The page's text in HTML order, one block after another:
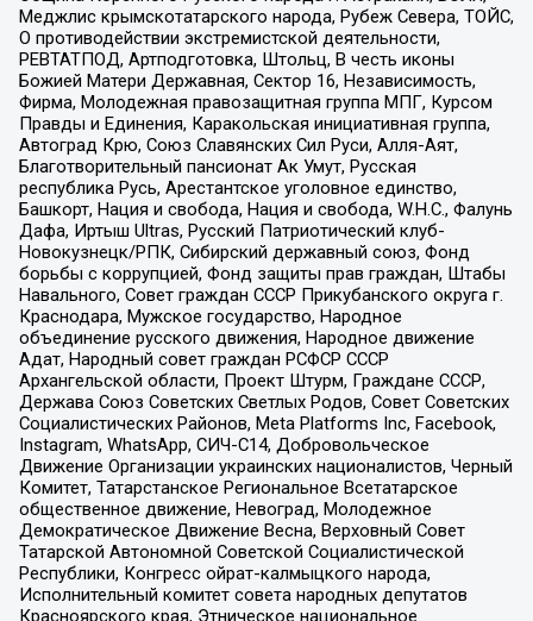
Меджлис крымскотатарского народа, Рубеж Севера, ТОЙС,
О противодействии экстремистской деятельности,
РЕВТАТПОД, Артподготовка, Штольц, В честь иконы
Божией Матери Державная, Сектор 16, Независимость,
Фирма, Молодежная правозащитная группа МПГ, Курсом
Правды и Единения, Каракольская инициативная группа,
Автоград Крю, Союз Славянских Сил Руси, Алля-Аят,
Благотворительный пансионат Ак Умут, Русская
республика Русь, Арестантское уголовное единство,
Башкорт, Нация и свобода, Нация и свобода, W.H.С., Фалунь
Дафа, Иртыш Ultras, Русский Патриотический клуб-
Новокузнецк/РПК, Сибирский державный союз, Фонд
борьбы с коррупцией, Фонд защиты прав граждан, Штабы
Навального, Совет граждан СССР Прикубанского округа г.
Краснодара, Мужское государство, Народное
объединение русского движения, Народное движение
Адат, Народный совет граждан РСФСР СССР
Архангельской области, Проект Штурм, Граждане СССР,
Держава Союз Советских Светлых Родов, Совет Советских
Социалистических Районов, Meta Platforms Inc, Facebook,
Instagram, WhatsApp, СИЧ-С14, Добровольческое
Движение Организации украинских националистов, Черный
Комитет, Татарстанское Региональное Всетатарское
общественное движение, Невоград, Молодежное
Демократическое Движение Весна, Верховный Совет
Татарской Автономной Советской Социалистической
Республики, Конгресс ойрат-калмыцкого народа,
Исполнительный комитет совета народных депутатов
Красноярского края, Этническое национальное